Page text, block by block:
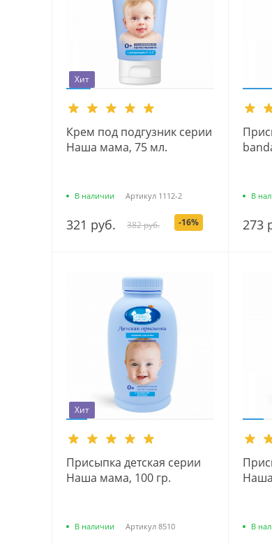
Хит
Крем под подгузник серии
Наша мама, 75 мл.
В наличии Артикул 1112-2
321 руб. 382 руб. -16%
В
273
Хит
Присыпка детская серии
Наша мама, 100 гр.
В наличии Артикул 8510 В